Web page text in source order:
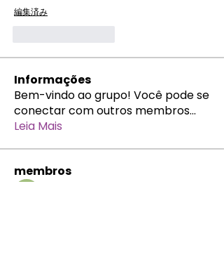
編集済み
Informações
Bem-vindo ao grupo! Você pode se
conectar com outros membros...
Leia Mais
membros